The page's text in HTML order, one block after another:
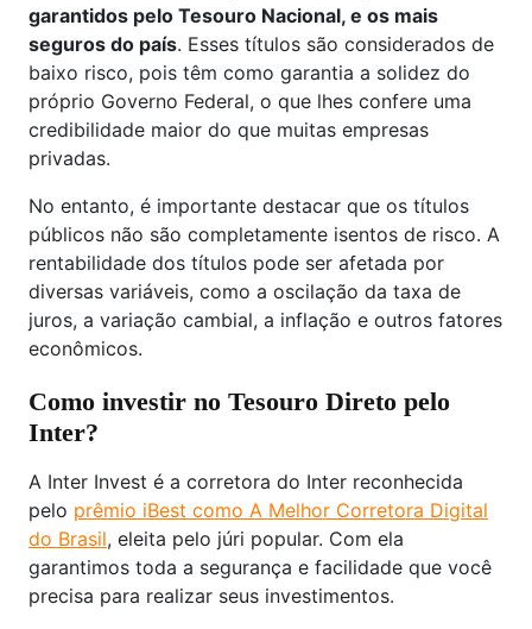
garantidos pelo Tesouro Nacional, e os mais
seguros do país. Esses títulos são considerados de
baixo risco, pois têm como garantia a solidez do
próprio Governo Federal, o que lhes confere uma
credibilidade maior do que muitas empresas
privadas.
No entanto, é importante destacar que os títulos
públicos não são completamente isentos de risco. A
rentabilidade dos títulos pode ser afetada por
diversas variáveis, como a oscilação da taxa de
juros, a variação cambial, a inflação e outros fatores
econômicos.
Como investir no Tesouro Direto pelo
Inter?
A Inter Invest é a corretora do Inter reconhecida
pelo prêmio iBest como A Melhor Corretora Digital
do Brasil, eleita pelo júri popular. Com ela
garantimos toda a segurança e facilidade que você
precisa para realizar seus investimentos.